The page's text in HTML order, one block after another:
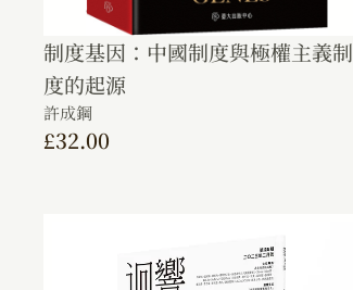
制度基因：中國制度與極權主義制
度的起源
許成鋼
£32.00